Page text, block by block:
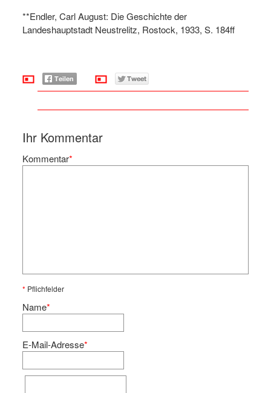
**Endler, Carl August: Die Geschichte der
Landeshauptstadt Neustrelitz, Rostock, 1933, S. 184ff
Ihr Kommentar
Kommentar*
* Pflichfelder
Name*
E-Mail-Adresse*